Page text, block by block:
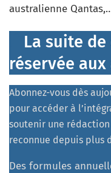
australienne
La suite
réservée
Abonnez-vous dès
pour accéder à
soutenir une
reconnue depuis plus
Des formules